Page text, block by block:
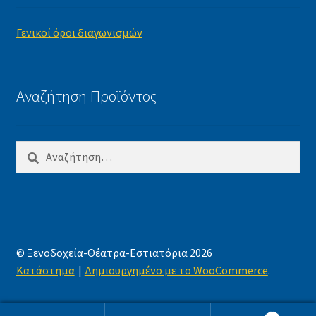
Γενικοί όροι διαγωνισμών
Αναζήτηση Προϊόντος
Αναζήτηση
© Ξενοδοχεία-Θέατρα-Εστιατόρια 2026
Κατάστημα
Δημιουργημένο με το WooCommerce.